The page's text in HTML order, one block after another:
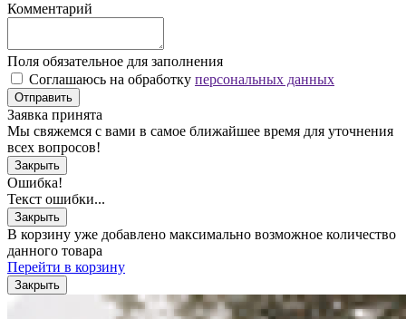
Комментарий
Поля обязательное для заполнения
Соглашаюсь на обработку персональных данных
Отправить
Заявка принята
Мы свяжемся с вами в самое ближайшее время для уточнения
всех вопросов!
Закрыть
Ошибка!
Текст ошибки...
Закрыть
В корзину уже добавлено максимально возможное количество
данного товара
Перейти в корзину
Закрыть